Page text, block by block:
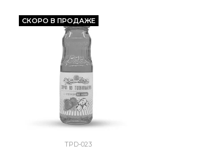
СКОРО В ПРОДАЖЕ
TPD-023